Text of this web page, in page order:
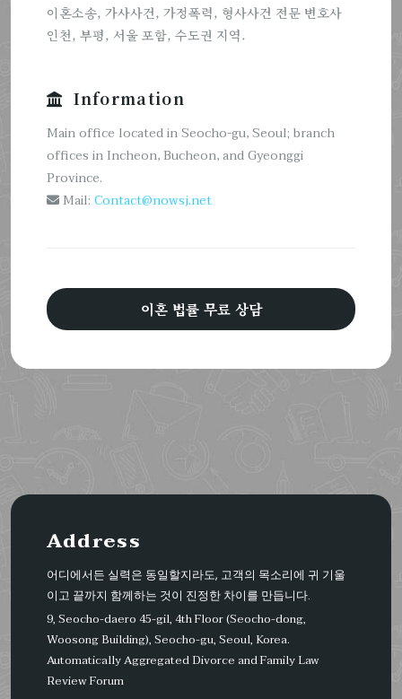
이혼소송, 가사사건, 가정폭력, 형사사건 전문 변호사
인천, 부평, 서울 포함, 수도권 지역.
Information
Main office located in Seocho-gu, Seoul; branch
offices in Incheon, Bucheon, and Gyeonggi
Province.
Mail: Contact@nowsj.net
이혼 법률 무료 상담
Address
어디에서든 실력은 동일할지라도, 고객의 목소리에 귀 기울
이고 끝까지 함께하는 것이 진정한 차이를 만듭니다.
9, Seocho-daero 45-gil, 4th Floor (Seocho-dong,
Woosong Building), Seocho-gu, Seoul, Korea.
Automatically Aggregated Divorce and Family Law
Review Forum